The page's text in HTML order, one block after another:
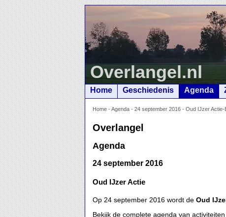
Overlangel.nl
Home Geschiedenis Agenda
Home -Agenda - 24 september 2016 - Oud IJzer Actie-
Overlangel
Agenda
24 september 2016
Oud IJzer Actie
Op 24 september 2016 wordt de Oud
Bekijk de complete agenda van